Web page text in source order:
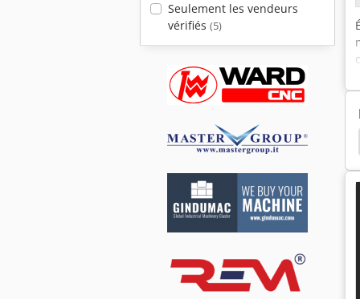
Seulement les vendeurs
vérifiés (5)
Mécanique Presse Briquette